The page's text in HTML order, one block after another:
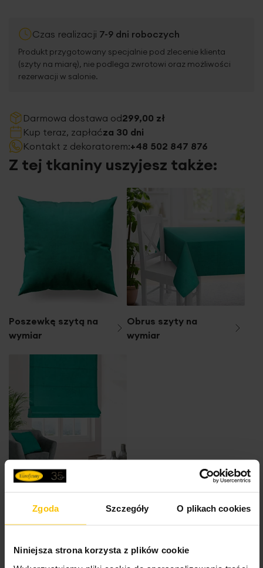
Zgoda Szczegóły O plikach cookies
Niniejsza strona korzysta z plików cookie
Czas realizacji 7-9 dni roboczych
Produkt przygotowany specjalnie pod zlecenie klienta
(szyty na miarę), nie podlega zwrotowi oraz możliwości
rezerwacji w salonie.
Darmowa dostawa od299,00 zł
Kup teraz, zapłaćza 30 dni
Kontakt z dekoratorem:+48 502 847 876
Z tej tkaniny uszyjesz także:
Poszewkę szytą na
wymiar
Obrus szyty na
wymiar
Inne produkty z kolekcji:Royal Collection